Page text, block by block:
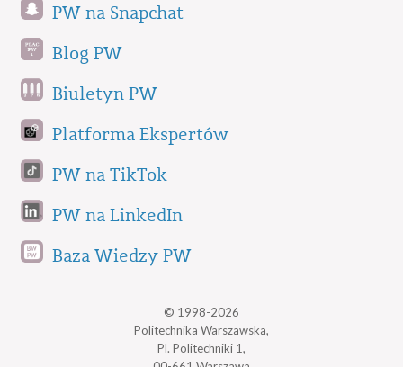
PW na Snapchat
Blog PW
Biuletyn PW
Platforma Ekspertów
PW na TikTok
PW na LinkedIn
Baza Wiedzy PW
© 1998-2026
Politechnika Warszawska,
Pl. Politechniki 1,